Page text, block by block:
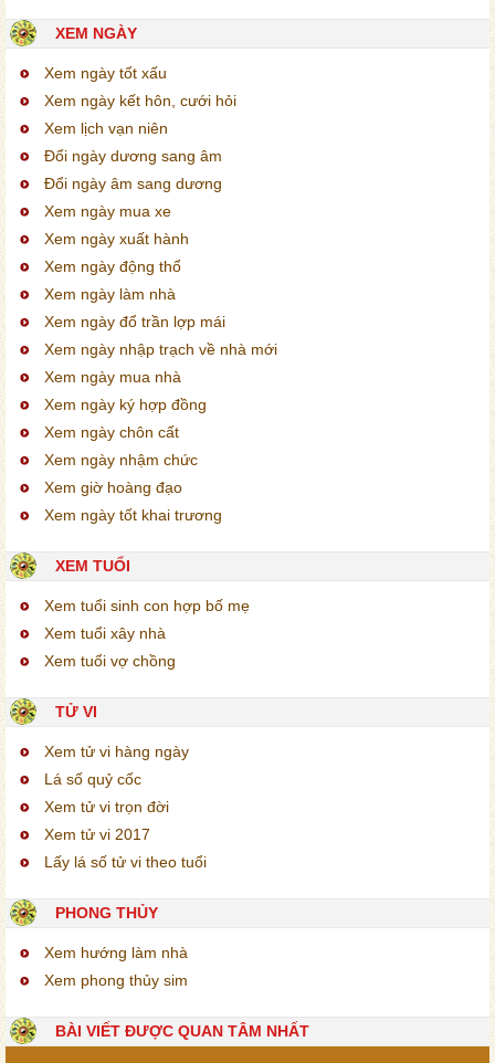
XEM NGÀY
Xem ngày tốt xấu
Xem ngày kết hôn, cưới hỏi
Xem lịch vạn niên
Đổi ngày dương sang âm
Đổi ngày âm sang dương
Xem ngày mua xe
Xem ngày xuất hành
Xem ngày động thổ
Xem ngày làm nhà
Xem ngày đổ trần lợp mái
Xem ngày nhập trạch về nhà mới
Xem ngày mua nhà
Xem ngày ký hợp đồng
Xem ngày chôn cất
Xem ngày nhậm chức
Xem giờ hoàng đạo
Xem ngày tốt khai trương
XEM TUỔI
Xem tuổi sinh con hợp bố mẹ
Xem tuổi xây nhà
Xem tuổi vợ chồng
TỬ VI
Xem tử vi hàng ngày
Lá số quỷ cốc
Xem tử vi trọn đời
Xem tử vi 2017
Lấy lá số tử vi theo tuổi
PHONG THỦY
Xem hướng làm nhà
Xem phong thủy sim
BÀI VIẾT ĐƯỢC QUAN TÂM NHẤT